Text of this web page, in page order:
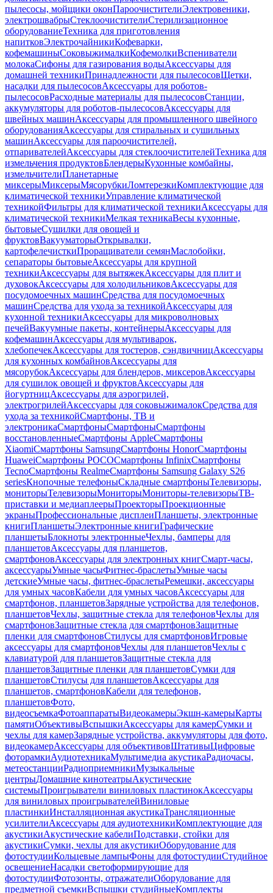
пылесосы, мойщики оконПароочистителиЭлектровеники,
электрошвабрыСтеклоочистителиСтерилизационное
оборудованиеТехника для приготовления
напитковЭлектрочайникиКофеварки,
кофемашиныСоковыжималкиКофемолкиВспениватели
молокаСифоны для газирования водыАксессуары для
домашней техникиПринадлежности для пылесосовЩетки,
насадки для пылесосовАксессуары для роботов-
пылесосовРасходные материалы для пылесосовСтанции,
аккумуляторы для роботов-пылесосовАксессуары для
швейных машинАксессуары для промышленного швейного
оборудованияАксессуары для стиральных и сушильных
машинАксессуары для пароочистителей,
отпаривателейАксессуары для стеклоочистителейТехника для
измельчения продуктовБлендерыКухонные комбайны,
измельчителиПланетарные
миксерыМиксерыМясорубкиЛомтерезкиКомплектующие для
климатической техникиУправление климатической
техникойФильтры для климатической техникиАксессуары для
климатической техникиМелкая техникаВесы кухонные,
бытовыеСушилки для овощей и
фруктовВакууматорыОткрывалки,
картофелечисткиПроращиватели семянМаслобойки,
сепараторы бытовыеАксессуары для крупной
техникиАксессуары для вытяжекАксессуары для плит и
духовокАксессуары для холодильниковАксессуары для
посудомоечных машинСредства для посудомоечных
машинСредства для ухода за техникойАксессуары для
кухонной техникиАксессуары для микроволновых
печейВакуумные пакеты, контейнерыАксессуары для
кофемашинАксессуары для мультиварок,
хлебопечекАксессуары для тостеров, сэндвичницАксессуары
для кухонных комбайновАксессуары для
мясорубокАксессуары для блендеров, миксеровАксессуары
для сушилок овощей и фруктовАксессуары для
йогуртницАксессуары для аэрогрилей,
электрогрилейАксессуары для соковыжималокСредства для
ухода за техникойСмартфоны, ТВ и
электроникаСмартфоныСмартфоныСмартфоны
восстановленныеСмартфоны AppleСмартфоны
XiaomiСмартфоны SamsungСмартфоны HonorСмартфоны
HuaweiСмартфоны POCOСмартфоны InfinixСмартфоны
TecnoСмартфоны RealmeСмартфоны Samsung Galaxy S26
seriesКнопочные телефоныСкладные смартфоныТелевизоры,
мониторыТелевизорыМониторыМониторы-телевизорыТВ-
приставки и медиаплеерыПроекторыПроекционные
экраныПрофессиональные дисплеиПланшеты, электронные
книгиПланшетыЭлектронные книгиГрафические
планшетыБлокноты электронныеЧехлы, бамперы для
планшетовАксессуары для планшетов,
смартфоновАксессуары для электронных книгСмарт-часы,
аксессуарыУмные часыФитнес-браслетыУмные часы
детскиеУмные часы, фитнес-браслетыРемешки, аксессуары
для умных часовКабели для умных часовАксессуары для
смартфонов, планшетовЗарядные устройства для телефонов,
планшетовЧехлы, защитные стекла для телефоновЧехлы для
смартфоновЗащитные стекла для смартфоновЗащитные
пленки для смартфоновСтилусы для смартфоновИгровые
аксессуары для смартфоновЧехлы для планшетовЧехлы с
клавиатурой для планшетовЗащитные стекла для
планшетовЗащитные пленки для планшетовСумки для
планшетовСтилусы для планшетовАксессуары для
планшетов, смартфоновКабели для телефонов,
планшетовФото,
видеосъемкаФотоаппаратыВидеокамерыЭкшн-камерыКарты
памятиОбъективыВспышкиАксессуары для камерСумки и
чехлы для камерЗарядные устройства, аккумуляторы для фото,
видеокамерАксессуары для объективовШтативыЦифровые
фоторамкиАудиотехникаМультимедиа акустикаРадиочасы,
метеостанцииРадиоприемникиМузыкальные
центрыДомашние кинотеатрыАкустические
системыПроигрыватели виниловых пластинокАксессуары
для виниловых проигрывателейВиниловые
пластинкиИнсталляционная акустикаТрансляционные
усилителиАксессуары для аудиотехникиКомплектующие для
акустикиАкустические кабелиПодставки, стойки для
акустикиСумки, чехлы для акустикиОборудование для
фотостудииКольцевые лампыФоны для фотостудииСтудийное
освещениеНасадки светоформирующие для
фотостудииФотозонты, отражателиОборудование для
предметной съемкиВспышки студийныеКомплекты